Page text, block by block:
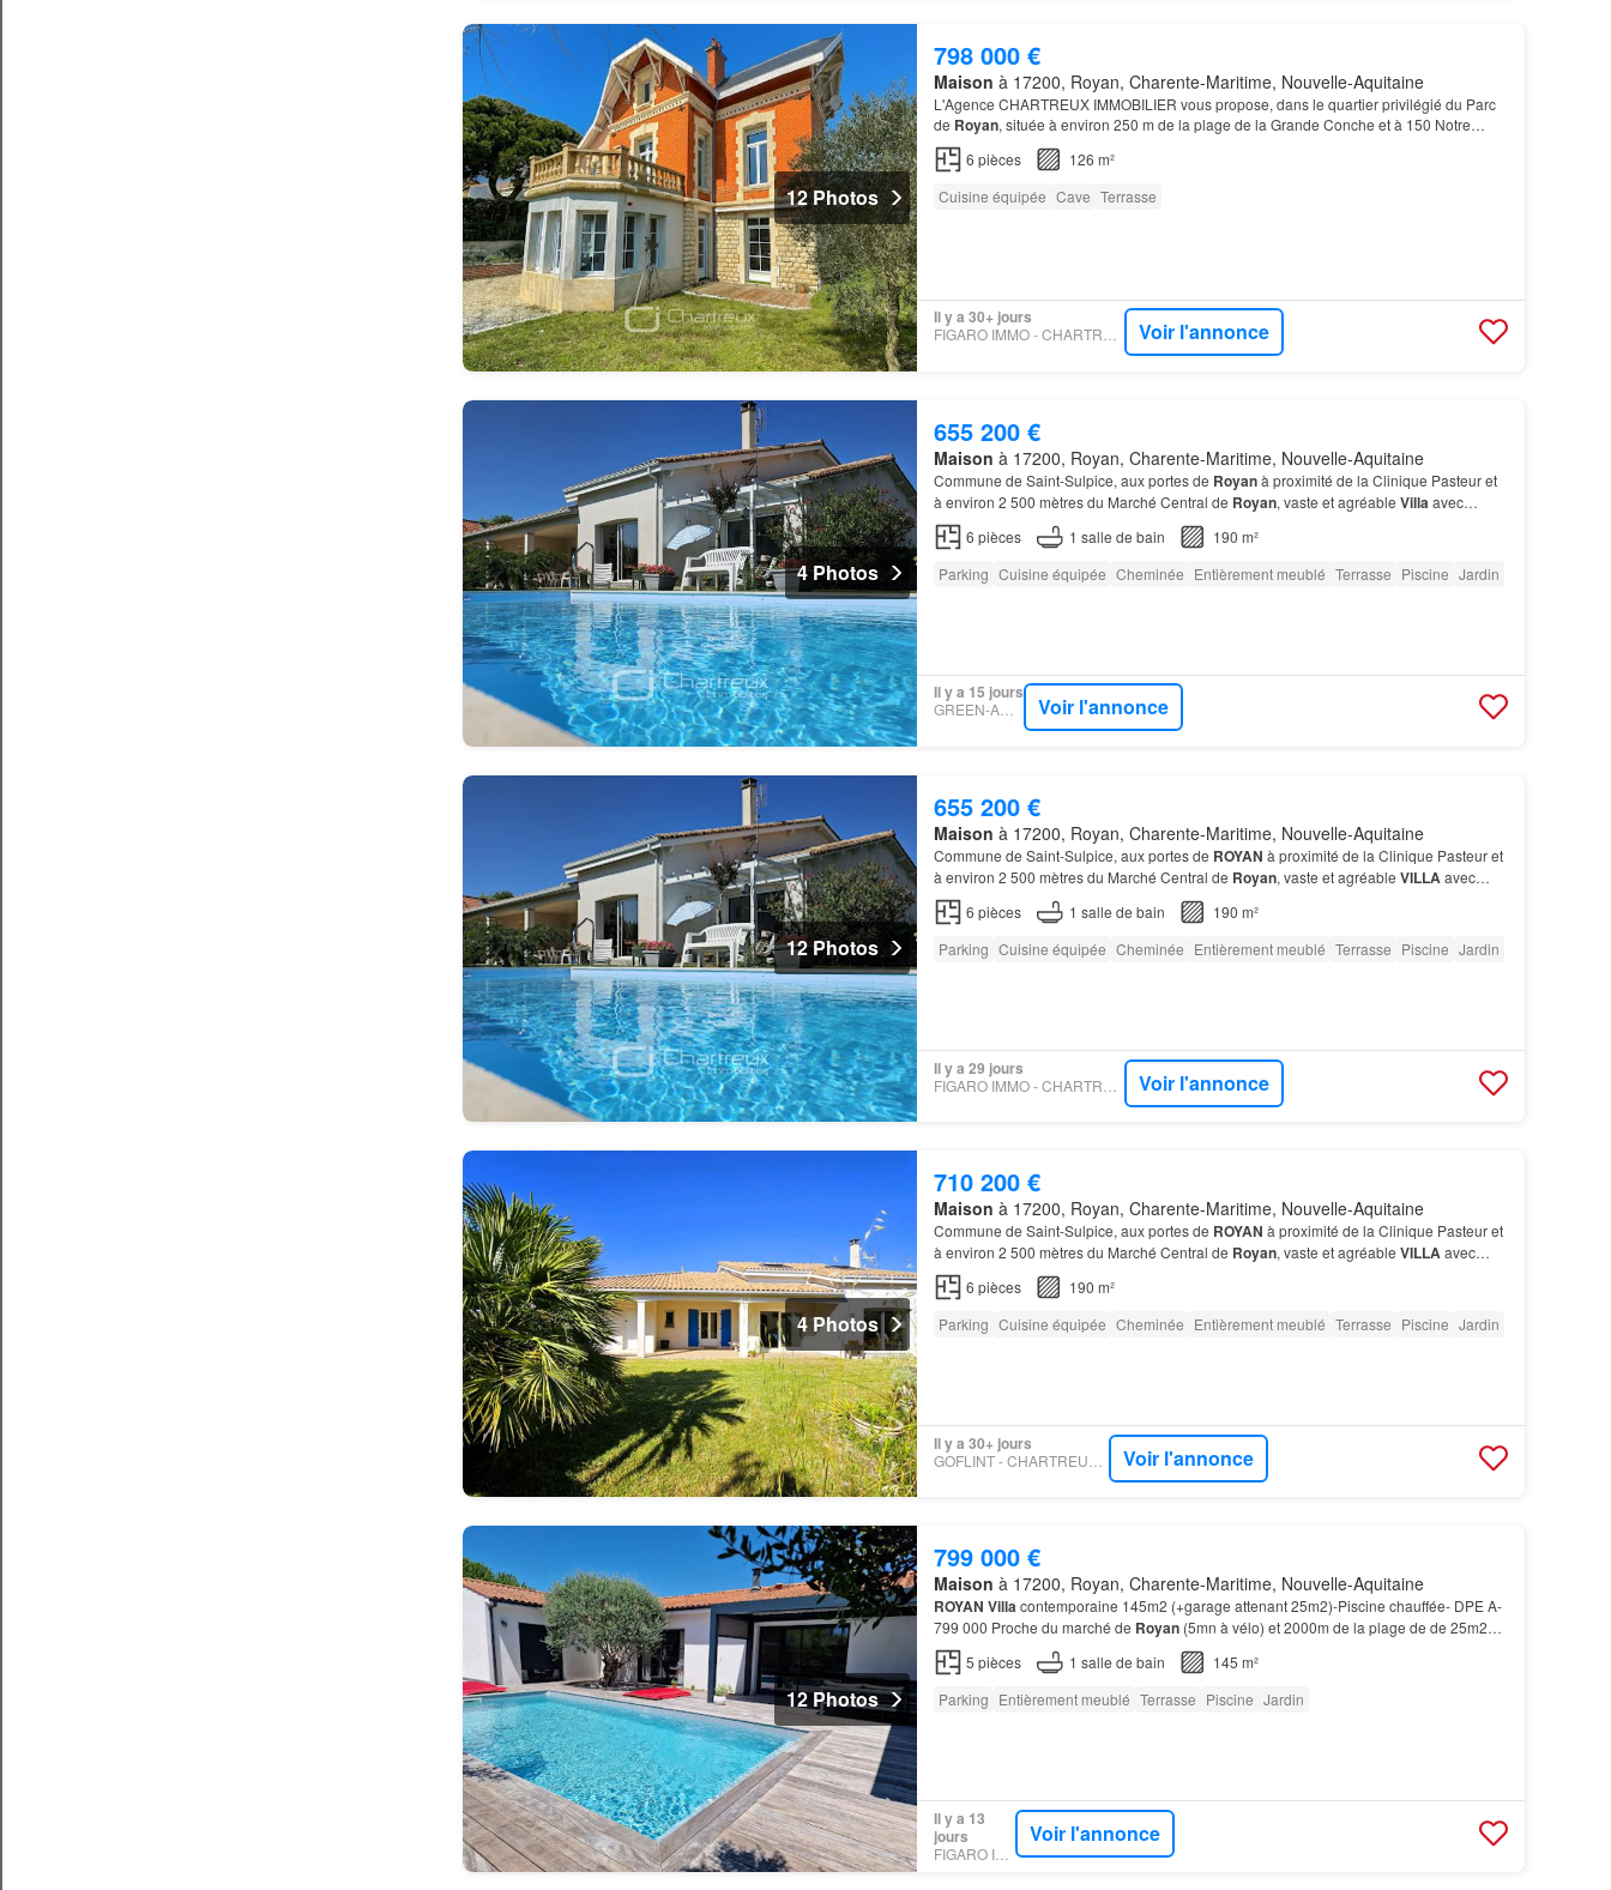
12 Photos
798 000 €
Maison à 17200, Royan, Charente-Maritime, Nouvelle-Aquitaine
L'Agence CHARTREUX IMMOBILIER vous propose, dans le quartier privilégié du Parc
de Royan, située à environ 250 m de la plage de la Grande Conche et à 150 Notre
équipe se tient à votre service pour toute information complément…
6 pièces
126 m²
Cuisine équipée Cave Terrasse
Il y a 30+ jours
Voir l'annonce
4 Photos
655 200 €
Maison à 17200, Royan, Charente-Maritime, Nouvelle-Aquitaine
Commune de Saint-Sulpice, aux portes de Royanà proximité de la Clinique Pasteur et
à environ 2 500 mètres du Marché Central de Royan, vaste et agréable Villaavec
pièces de vie de plain-pied et Piscine, édifiée sur un magnif…
6 pièces 1 salle de bain
190 m²
Parking Cuisine équipée Cheminée Entièrement meublé Terrasse Piscine Jardin
Il y a 15 jours
GREEN-ACRES Voir l'annonce
12 Photos
655 200 €
Maison à 17200, Royan, Charente-Maritime, Nouvelle-Aquitaine
Commune de Saint-Sulpice, aux portes de ROYAN à proximité de la Clinique Pasteur et
à environ 2 500 mètres du Marché Central de Royan, vaste et agréable VILLAavec
pièces de vie de plain-pied et PISCINE, édifiée sur un magnif…
6 pièces 1 salle de bain
190 m²
Parking Cuisine équipée Cheminée Entièrement meublé Terrasse Piscine Jardin
Il y a 29 jours
Voir l'annonce
4 Photos
710 200 €
Maison à 17200, Royan, Charente-Maritime, Nouvelle-Aquitaine
Commune de Saint-Sulpice, aux portes de ROYAN à proximité de la Clinique Pasteur et
à environ 2 500 mètres du Marché Central de Royan, vaste et agréable VILLAavec
pièces de vie de plain-pied et PISCINE, édifiée sur un magnif…
6 pièces
190 m²
Parking Cuisine équipée Cheminée Entièrement meublé Terrasse Piscine Jardin
Il y a 30+ jours
Voir l'annonce
12 Photos
799 000 €
Maison à 17200, Royan, Charente-Maritime, Nouvelle-Aquitaine
ROYAN Villacontemporaine 145m2 (+garage attenant 25m2)-Piscine chauffée- DPE A-
799 000 Proche du marché de Royan(5mn à vélo) et 2000m de la plage de de 25m2
vue piscine avec dressing et salle d’eau privative
5 pièces 1 salle de bain
145 m²
Parking Entièrement meublé Terrasse Piscine Jardin
Il y a 13
jours
FIGARO IMMO
Voir l'annonce